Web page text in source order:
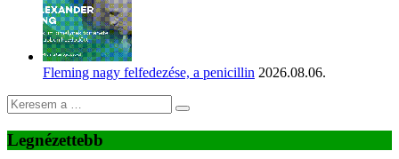
Fleming nagy felfedezése, a penicillin 2026.08.06.
Legnézettebb